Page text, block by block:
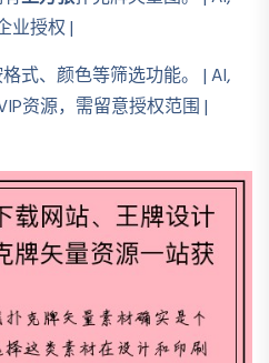
业授权 |
式、颜色等筛选功能。 | AI,
资源，需留意授权范围 |